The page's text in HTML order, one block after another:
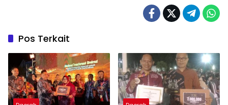
Pos Terkait